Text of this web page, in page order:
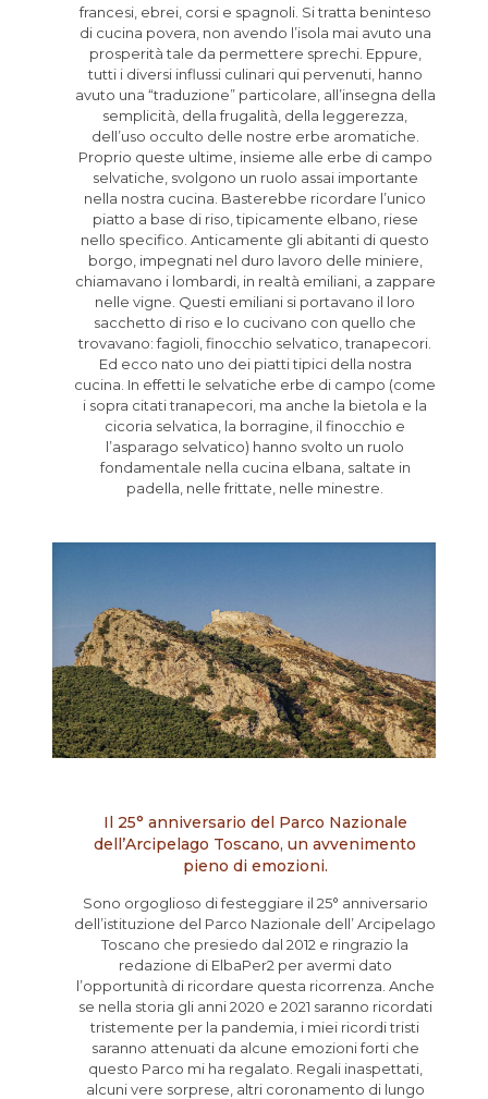
francesi, ebrei, corsi e spagnoli. Si tratta beninteso
di cucina povera, non avendo l’isola mai avuto una
prosperità tale da permettere sprechi. Eppure,
tutti i diversi influssi culinari qui pervenuti, hanno
avuto una “traduzione” particolare, all’insegna della
semplicità, della frugalità, della leggerezza,
dell’uso occulto delle nostre erbe aromatiche.
Proprio queste ultime, insieme alle erbe di campo
selvatiche, svolgono un ruolo assai importante
nella nostra cucina. Basterebbe ricordare l’unico
piatto a base di riso, tipicamente elbano, riese
nello specifico. Anticamente gli abitanti di questo
borgo, impegnati nel duro lavoro delle miniere,
chiamavano i lombardi, in realtà emiliani, a zappare
nelle vigne. Questi emiliani si portavano il loro
sacchetto di riso e lo cucivano con quello che
trovavano: fagioli, finocchio selvatico, tranapecori.
Ed ecco nato uno dei piatti tipici della nostra
cucina. In effetti le selvatiche erbe di campo (come
i sopra citati tranapecori, ma anche la bietola e la
cicoria selvatica, la borragine, il finocchio e
l’asparago selvatico) hanno svolto un ruolo
fondamentale nella cucina elbana, saltate in
padella, nelle frittate, nelle minestre.
Il 25° anniversario del Parco Nazionale
dell’Arcipelago Toscano, un avvenimento
pieno di emozioni.
Sono orgoglioso di festeggiare il 25° anniversario
dell’istituzione del Parco Nazionale dell’ Arcipelago
Toscano che presiedo dal 2012 e ringrazio la
redazione di ElbaPer2 per avermi dato
l’opportunità di ricordare questa ricorrenza. Anche
se nella storia gli anni 2020 e 2021 saranno ricordati
tristemente per la pandemia, i miei ricordi tristi
saranno attenuati da alcune emozioni forti che
questo Parco mi ha regalato. Regali inaspettati,
alcuni vere sorprese, altri coronamento di lungo